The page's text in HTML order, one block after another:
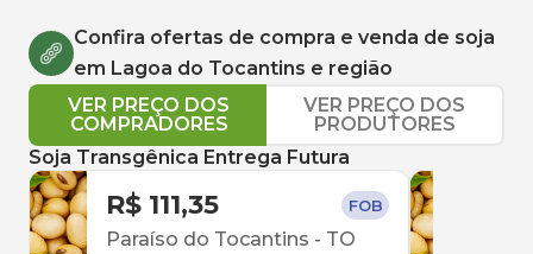
Confira ofertas de compra e venda de soja
em Lagoa do Tocantins e região
VER PREÇO DOS
COMPRADORES
VER PREÇO DOS
PRODUTORES
Soja Transgênica Entrega Futura
R$ 111,35 FOB
Paraíso do Tocantins - TO